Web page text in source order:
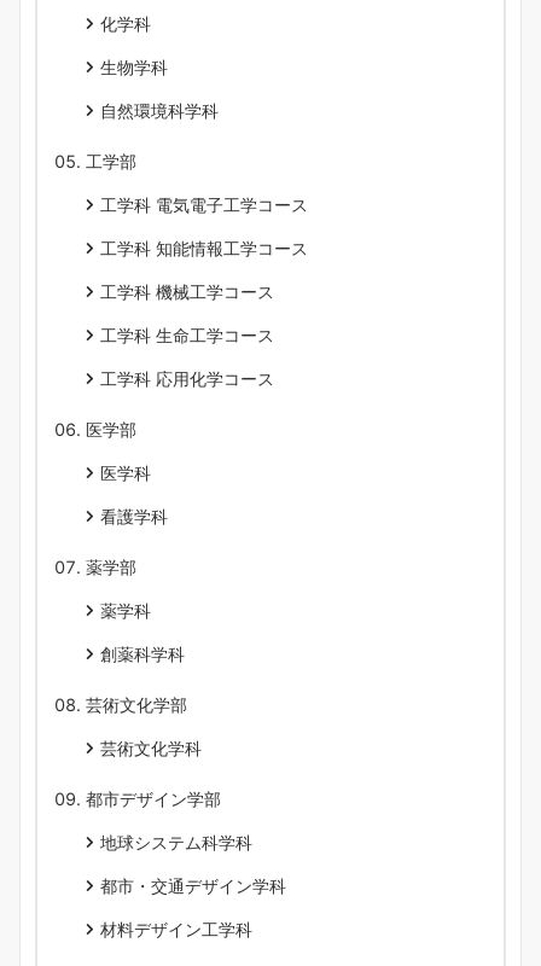
化学科
生物学科
自然環境科学科
工学部
工学科 電気電子工学コース
工学科 知能情報工学コース
工学科 機械工学コース
工学科 生命工学コース
工学科 応用化学コース
医学部
医学科
看護学科
薬学部
薬学科
創薬科学科
芸術文化学部
芸術文化学科
都市デザイン学部
地球システム科学科
都市・交通デザイン学科
材料デザイン工学科